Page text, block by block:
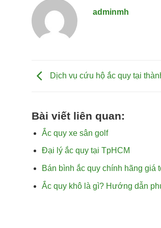
adminmh
Dịch vụ cứu hộ ắc quy tại
Bài viết liên quan:
Ắc quy xe sân golf
Đại lý ắc quy tại TpHCM
Bán bình ắc quy chính hãng giá
Ắc quy khô là gì? Hướng dẫn